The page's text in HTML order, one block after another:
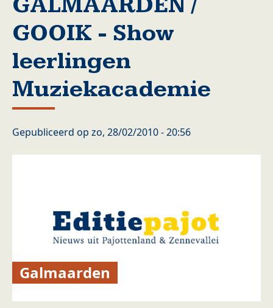
GOOIK - Show
leerlingen
Muziekacademie
Gepubliceerd op zo, 28/02/2010 - 20:56
Galmaarden